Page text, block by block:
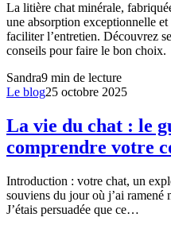
La litière chat minérale,
une absorption exceptionnelle
faciliter l’entretien. Découvrez
conseils pour faire le bon choix.
Sandra9 min de lecture
Le blog25 octobre 2025
La vie du chat : le
comprendre votre
Introduction : votre chat, un
souviens du jour où j’ai ramené
J’étais persuadée que ce…